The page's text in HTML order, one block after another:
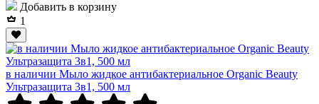
Добавить в корзину
1
в наличии Мыло жидкое антибактериальное Organic Beauty
Ультразащита 3в1, 500 мл